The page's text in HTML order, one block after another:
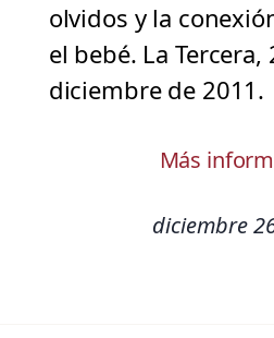
olvidos y la
el bebé. La Tercera,
diciembre de 2011.
Más
diciembre